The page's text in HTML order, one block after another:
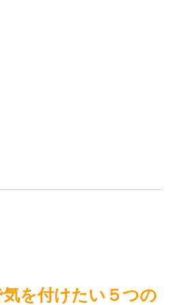
を付けたい５つの